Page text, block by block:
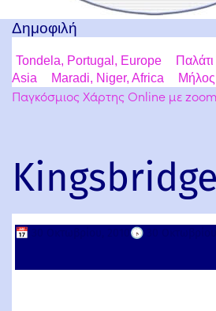
Δημοφιλή
Tondela, Portugal, Europe
Asia
Maradi, Niger, Africa
Παγκόσμιος Χάρτης Online με zoom
📅 🕟